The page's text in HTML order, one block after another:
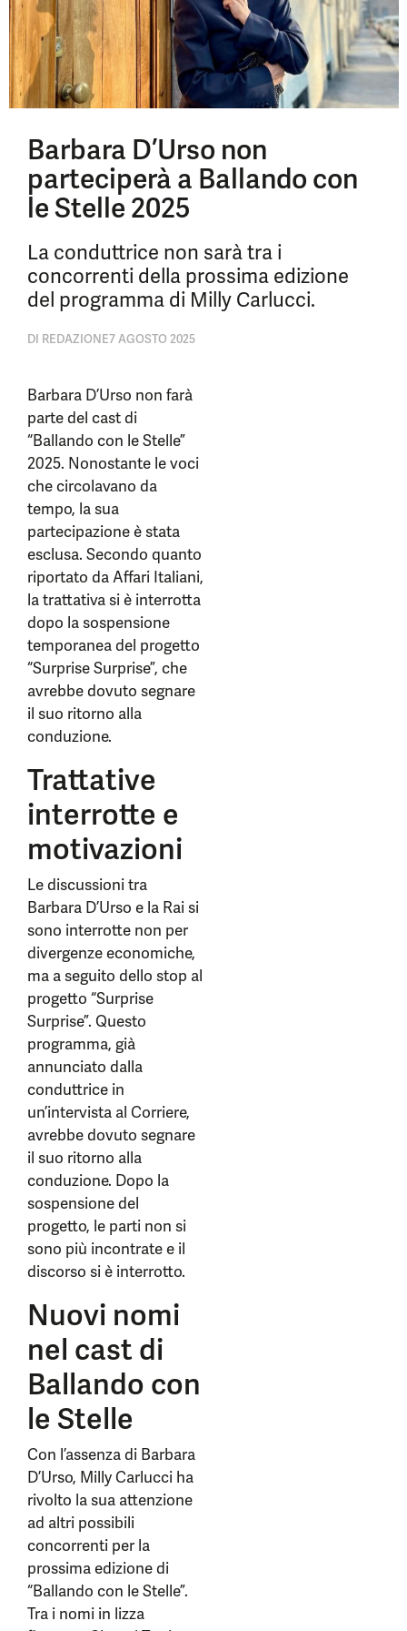
Barbara D’Urso non
parteciperà a Ballando con
le Stelle 2025
La conduttrice non sarà tra i
concorrenti della prossima edizione
del programma di Milly Carlucci.
DI REDAZIONE7 AGOSTO 2025
Barbara D’Urso non farà
parte del cast di
“Ballando con le Stelle”
2025. Nonostante le voci
che circolavano da
tempo, la sua
partecipazione è stata
esclusa. Secondo quanto
riportato da Affari Italiani,
la trattativa si è interrotta
dopo la sospensione
temporanea del progetto
“Surprise Surprise”, che
avrebbe dovuto segnare
il suo ritorno alla
conduzione.
Trattative
interrotte e
motivazioni
Le discussioni tra
Barbara D’Urso e la Rai si
sono interrotte non per
divergenze economiche,
ma a seguito dello stop al
progetto “Surprise
Surprise”. Questo
programma, già
annunciato dalla
conduttrice in
un’intervista al Corriere,
avrebbe dovuto segnare
il suo ritorno alla
conduzione. Dopo la
sospensione del
progetto, le parti non si
sono più incontrate e il
discorso si è interrotto.
Nuovi nomi
nel cast di
Ballando con
le Stelle
Con l’assenza di Barbara
D’Urso, Milly Carlucci ha
rivolto la sua attenzione
ad altri possibili
concorrenti per la
prossima edizione di
“Ballando con le Stelle”.
Tra i nomi in lizza